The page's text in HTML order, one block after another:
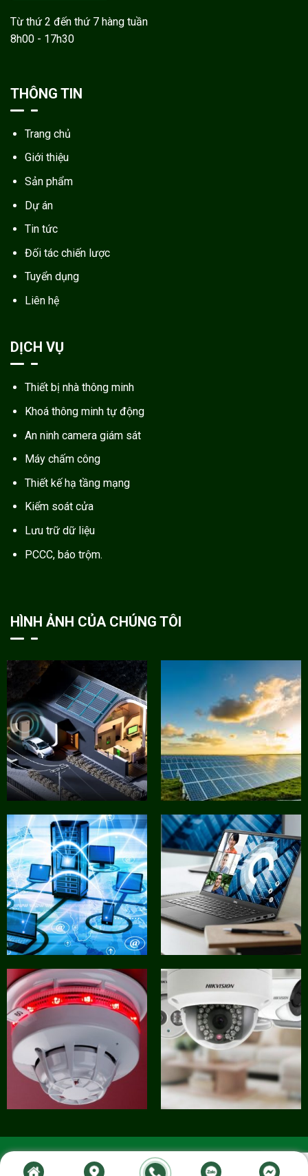
Từ thứ 2 đến thứ 7 hàng tuần
8h00 - 17h30
THÔNG TIN
Trang chủ
Giới thiệu
Sản phẩm
Dự án
Tin tức
Đối tác chiến lược
Tuyển dụng
Liên hệ
DỊCH VỤ
Thiết bị nhà thông minh
Khoá thông minh tự động
An ninh camera giám sát
Máy chấm công
Thiết kế hạ tầng mạng
Kiểm soát cửa
Lưu trữ dữ liệu
PCCC, báo trộm.
HÌNH ẢNH CỦA CHÚNG TÔI